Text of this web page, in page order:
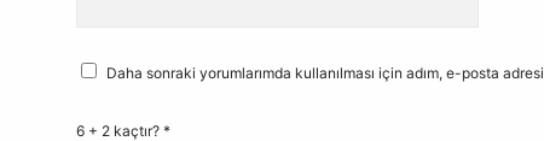
Daha sonraki yorumlarımda kullanılması için adım, e-posta
6 + 2 kaçtır? *